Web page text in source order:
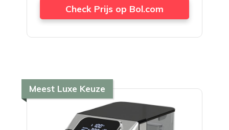
Check Prijs op Bol.com
Meest Luxe Keuze